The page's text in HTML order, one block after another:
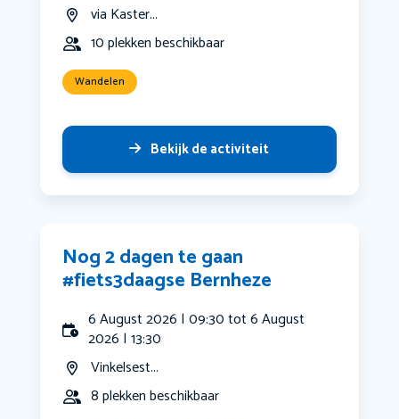
via Kaster...
10 plekken beschikbaar
Wandelen
Bekijk de activiteit
Nog 2 dagen te gaan
#fiets3daagse Bernheze
6 August 2026 | 09:30 tot 6 August
2026 | 13:30
Vinkelsest...
8 plekken beschikbaar